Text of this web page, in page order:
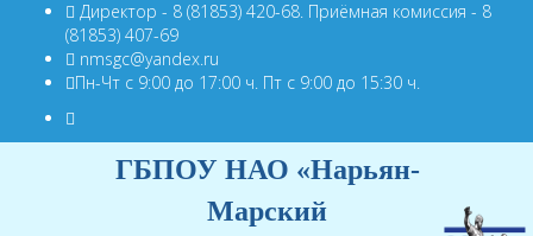
Директор - 8 (81853) 420-68. Приёмная комиссия - 8
(81853) 407-69
nmsgc@yandex.ru
Пн-Чт с 9:00 до 17:00 ч. Пт с 9:00 до 15:30 ч.
ГБПОУ НАО «Нарьян-
Марский